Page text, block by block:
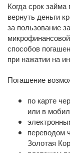
Когда срок
вернуть деньги
за пользование
способов
при нажатии на
Погашение
по карте
или в
переводом
Золотая